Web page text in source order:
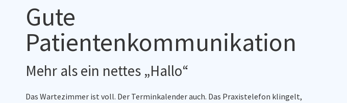
Gute
Patientenkommunikation
Mehr als ein nettes „Hallo“
Das Wartezimmer ist voll. Der Terminkalender auch. Das Praxistelefon klingelt,